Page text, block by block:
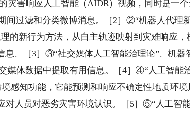
灾害响应人工智能（AIDR）视频，同时是一
间过滤和分类微博消息。［2］②“机器人代理
的新行为方法，从自主轨迹映射到灾难响应，
息。［3］③“社交媒体人工智能治理论”。机器
媒体数据中提取有用信息。［4］④“人工智能
感知功能，它能预测和响应不确定性地质环境
对人员对恶劣灾害环境认识。［5］⑤“人工智